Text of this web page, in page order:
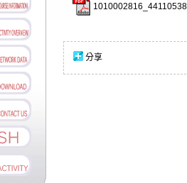
分享